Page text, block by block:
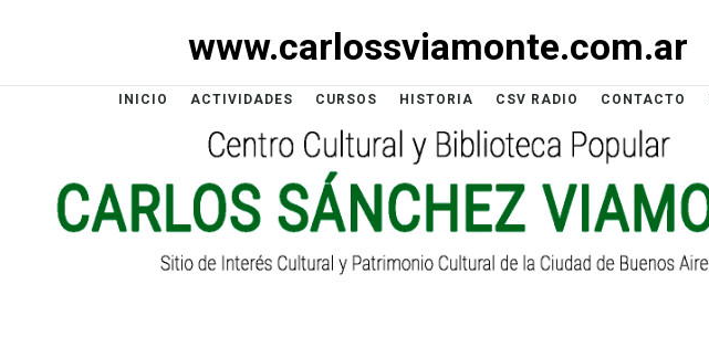
www.carlossviamonte.com.ar
INICIO ACTIVIDADES CURSOS HISTORIA CSV RADIO CONTACTO